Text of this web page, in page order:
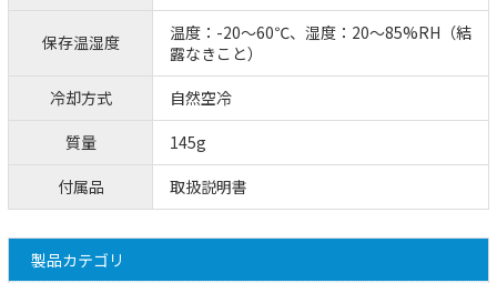
保存温湿度
温度：-20～60℃、湿度：20～85%RH（結
露なきこと）
冷却方式
自然空冷
質量
145g
付属品
取扱説明書
製品カテゴリ